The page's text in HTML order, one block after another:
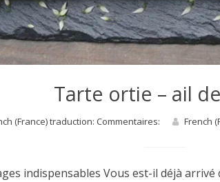
Tarte ortie – ail
(France) traduction: Commentaires: French
indispensables Vous est-il déjà